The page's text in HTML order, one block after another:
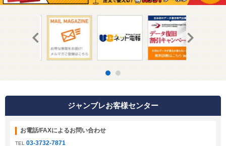
ジャンブレお客様センター
お電話/FAXによるお問い合わせ
TEL 03-3732-7871